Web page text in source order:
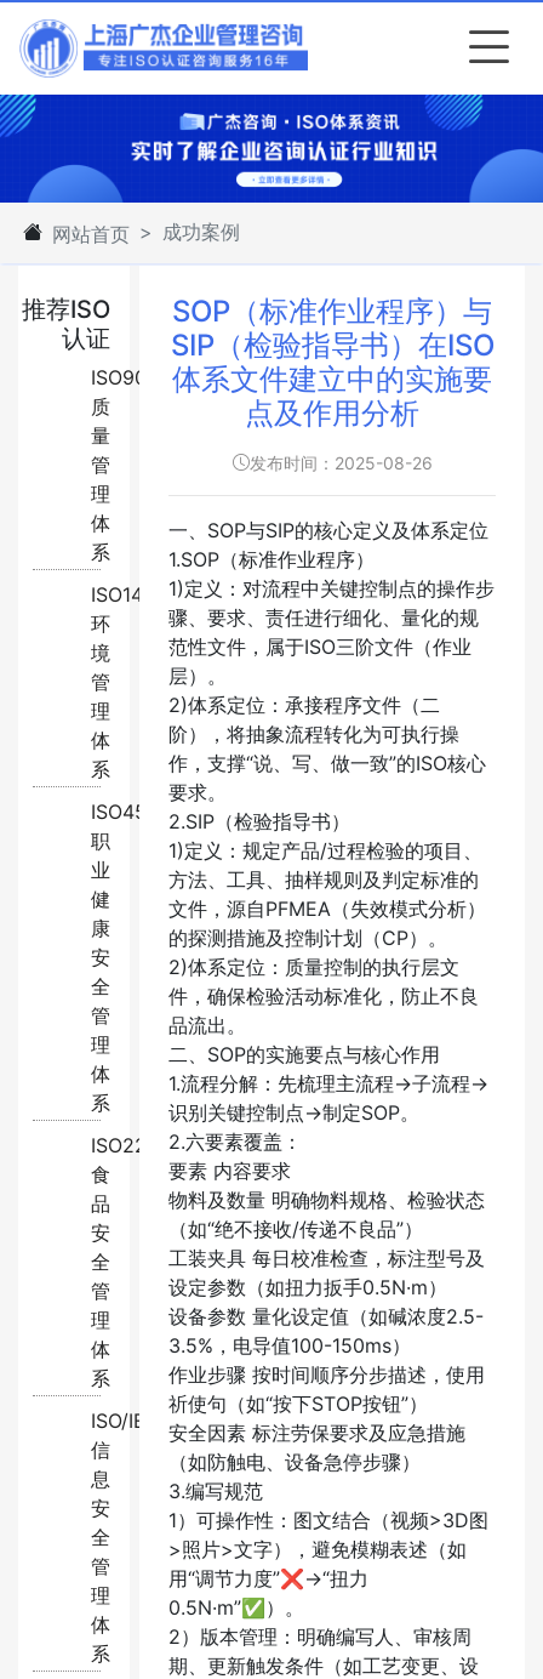
网站首页 成功案例
推荐ISO
认证
ISO9001:2015
质
量
管
理
体
系
ISO14001:2015
环
境
管
理
体
系
ISO45001:2018
职
业
健
康
安
全
管
理
体
系
ISO22000:2018
食
品
安
全
管
理
体
系
ISO/IEC27001:2022
信
息
安
全
管
理
体
系
SOP（标准作业程序）与
SIP（检验指导书）在ISO
体系文件建立中的实施要
点及作用分析
发布时间：2025-08-26
一、SOP与SIP的核心定义及体系定位
1.SOP（标准作业程序）​​
1)定义：对流程中关键控制点的操作步
骤、要求、责任进行细化、量化的规
范性文件，属于ISO三阶文件（作业
层）。
2)体系定位：承接程序文件（二
阶），将抽象流程转化为可执行操
作，支撑“说、写、做一致”的ISO核心
要求。
2.SIP（检验指导书）​​
1)定义：规定产品/过程检验的项目、
方法、工具、抽样规则及判定标准的
文件，源自PFMEA（失效模式分析）
的探测措施及控制计划（CP）。
2)体系定位：质量控制的执行层文
件，确保检验活动标准化，防止不良
品流出。
二、SOP的实施要点与核心作用
1.流程分解：先梳理主流程→子流程→
识别关键控制点→制定SOP。
2.六要素覆盖​：
​要素​ ​内容要求​
物料及数量 明确物料规格、检验状态
（如“绝不接收/传递不良品”）
工装夹具 每日校准检查，标注型号及
设定参数（如扭力扳手0.5N·m）
设备参数 量化设定值（如碱浓度2.5-
3.5%，电导值100-150ms）
作业步骤 按时间顺序分步描述，使用
祈使句（如“按下STOP按钮”）
安全因素 标注劳保要求及应急措施
（如防触电、设备急停步骤）
3.编写规范​
1）可操作性：图文结合（视频>3D图
>照片>文字），避免模糊表述（如
用“调节力度”❌→“扭力
0.5N·m”✅）。
2）版本管理：明确编写人、审核周
期、更新触发条件（如工艺变更、设